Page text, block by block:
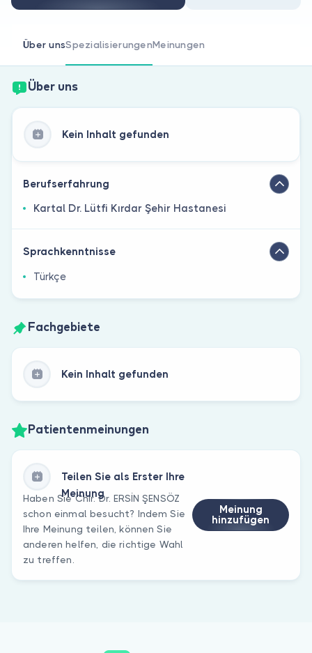
Über unsSpezialisierungenMeinungen
Über uns
Kein Inhalt gefunden
Berufserfahrung
Kartal Dr. Lütfi Kırdar Şehir Hastanesi
Sprachkenntnisse
Türkçe
Fachgebiete
Kein Inhalt gefunden
Patientenmeinungen
Teilen Sie als Erster Ihre
Meinung
Haben Sie Chir. Dr. ERSİN ŞENSÖZ
schon einmal besucht? Indem Sie
Ihre Meinung teilen, können Sie
anderen helfen, die richtige Wahl
zu treffen.
Meinung
hinzufügen